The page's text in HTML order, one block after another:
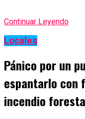
Continuar Leyendo
Locales
Pánico por un
espantarlo con
incendio